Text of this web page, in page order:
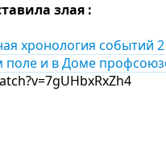
злая :
хронология событий 2
поле и в Доме